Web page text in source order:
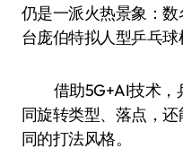
仍是一派火热景象：
台庞伯特拟人型乒乓球
借助5G+AI技术，
同旋转类型、落点，
同的打法风格。